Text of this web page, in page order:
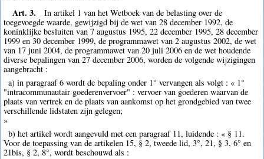
Art. 3.
In artikel 1 van het Wetboek van de belasting over de
toegevoegde waarde, gewijzigd bij de wet van 28 december 1992, de
koninklijke besluiten van 7 augustus 1995, 22 december 1995, 28 december
1999 en 30 december 1999, de programmawet van 2 augustus 2002, de wet
van 17 juni 2004, de programmawet van 20 juli 2006 en de wet houdende
diverse bepalingen van 27 december 2006, worden de volgende wijzigingen
aangebracht :
a) in paragraaf 6 wordt de bepaling onder 1° vervangen als volgt : « 1°
"intracommunautair goederenvervoer" : vervoer van goederen waarvan de
plaats van vertrek en de plaats van aankomst op het grondgebied van twee
verschillende lidstaten zijn gelegen;
»
b) het artikel wordt aangevuld met een paragraaf 11, luidende : « § 11.
Voor de toepassing van de artikelen 15, § 2, tweede lid, 3°, 21, § 3, 6° en
21bis, § 2, 8°, wordt beschouwd als :